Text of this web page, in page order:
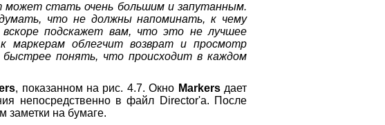
стать очень большим и запутанным.
что не должны напоминать, к чему
подскажет вам, что это не лучшее
маркерам облегчит возврат и просмотр
понять, что происходит в каждом
, показанном на рис. 4.7. Окно Markersдает
непосредственно в файл Director'a. После
заметки на бумаге.